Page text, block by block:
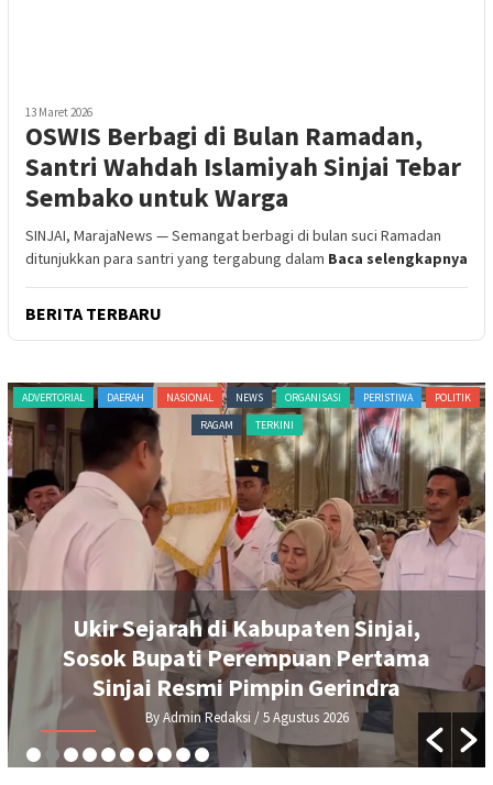
13 Maret 2026
OSWIS Berbagi di Bulan Ramadan,
Santri Wahdah Islamiyah Sinjai Tebar
Sembako untuk Warga
SINJAI, MarajaNews — Semangat berbagi di bulan suci Ramadan
ditunjukkan para santri yang tergabung dalam Baca selengkapnya
BERITA TERBARU
ADVERTORIAL DAERAH NASIONAL NEWS ORGANISASI PERISTIWA
POLITIK
RAGAM
TERKINI
Ukir Sejarah di Kabupaten Sinjai,
Sosok Bupati Perempuan Pertama
Sinjai Resmi Pimpin Gerindra
By Admin Redaksi / 5 Agustus 2026